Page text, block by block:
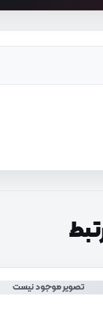
تصویر موجود نیست